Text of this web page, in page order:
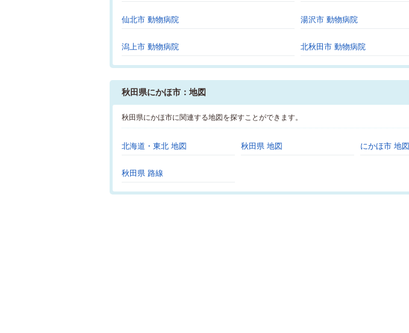
仙北市 動物病院 湯沢市 動物病院
潟上市 動物病院 北秋田市 動物病院
秋田県にかほ市：地図
秋田県にかほ市に関連する地図を探すことができます。
北海道・東北 地図 秋田県 地図 にかほ市 地図
秋田県 路線